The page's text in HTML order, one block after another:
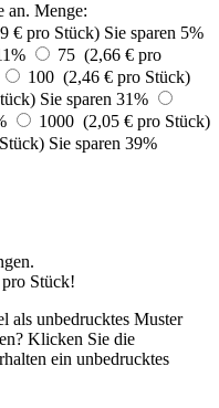
an. Menge:
€ pro Stück) Sie sparen 5%
75 (2,66 € pro
100 (2,46 € pro Stück)
Sie sparen 31%
1000 (2,05 € pro Stück)
Sie sparen 39%
pro Stück!
als unbedrucktes Muster
Klicken Sie die
ein unbedrucktes